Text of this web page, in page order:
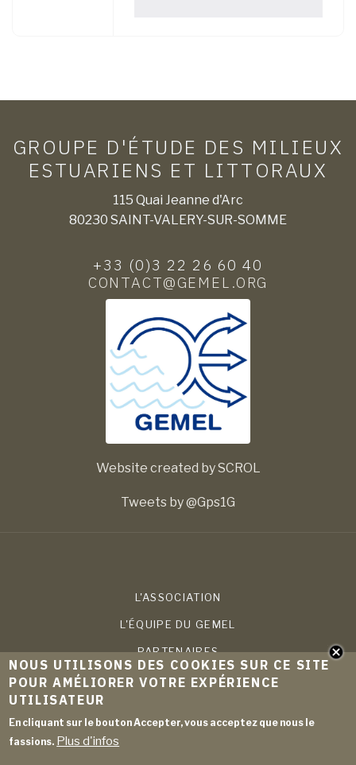
GROUPE D'ÉTUDE DES MILIEUX
ESTUARIENS ET LITTORAUX
115 Quai Jeanne d'Arc
80230 SAINT-VALERY-SUR-SOMME
+33 (0)3 22 26 60 40
CONTACT@GEMEL.ORG
Website created by SCROL
Tweets by @Gps1G
L'ASSOCIATION
L'ÉQUIPE DU GEMEL
PARTENAIRES
COMPÉTENCES
NOUS UTILISONS DES COOKIES SUR CE SITE
POUR AMÉLIORER VOTRE EXPÉRIENCE
UTILISATEUR
En cliquant sur le bouton Accepter, vous acceptez que nous le
fassions. Plus d'infos